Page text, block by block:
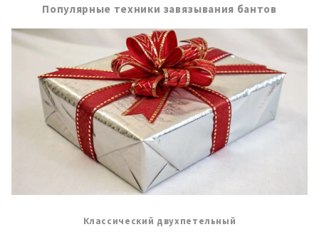
Популярные техники завязывания бантов
Классический двухпетельный